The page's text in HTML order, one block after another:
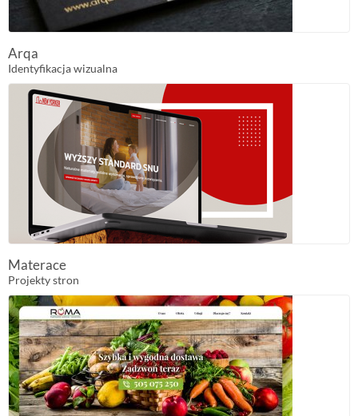
Arqa
Identyfikacja wizualna
Materace
Projekty stron